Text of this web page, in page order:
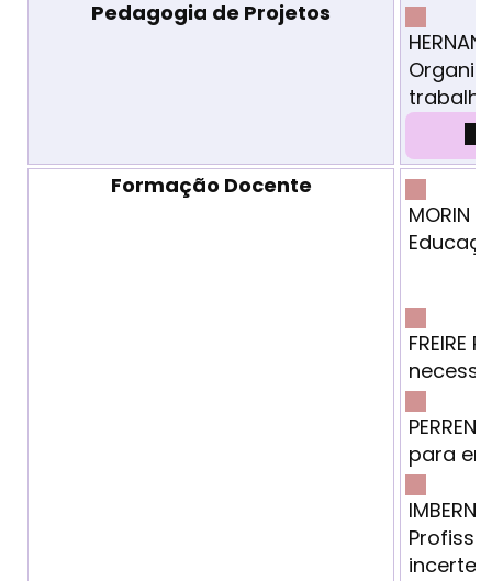
Pedagogia de Projetos
Formação Docente
MORIN
para